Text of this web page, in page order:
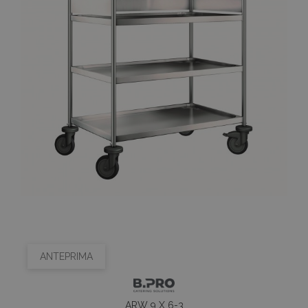
ANTEPRIMA
ARW 9 X 6-3